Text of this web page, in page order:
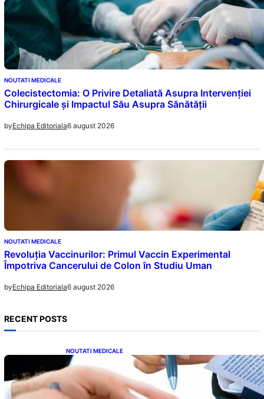
NOUTATI MEDICALE
Colecistectomia: O Privire Detaliată Asupra Intervenției
Chirurgicale și Impactul Său Asupra Sănătății
byEchipa Editoriala6 august 2026
NOUTATI MEDICALE
Revoluția Vaccinurilor: Primul Vaccin Experimental
Împotriva Cancerului de Colon în Studiu Uman
byEchipa Editoriala6 august 2026
RECENT POSTS
NOUTATI MEDICALE
Acordul României cu Banca Mondială: O
Analiză Detaliată a Împrumutului și
Condițiilor Impuse